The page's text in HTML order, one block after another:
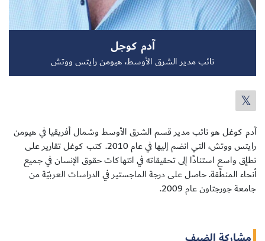
سجل الآن
آدم كوجل
نائب مدير الشرق الأوسط، هيومن رايتس ووتش
آدم كوغل هو نائب مدير قسم الشرق الأوسط وشمال أفريقيا في هيومن
رايتس ووتش، التي انضم إليها في عام 2010. كتب كوغل تقارير على
نطاٍق واسعٍ استنادًا إلى تحقيقاته في انتهاكات حقوق الإنسان في جميع
أنحاء المنطقة. حاصل على درجة الماجستير في الدراسات العربيّة من
جامعة جورجتاون عام 2009.